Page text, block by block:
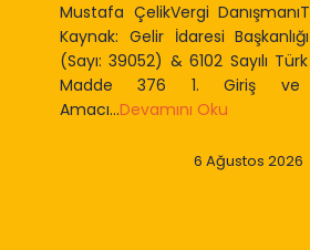
Mustafa ÇelikVergi
Kaynak: Gelir İdaresi
(Sayı: 39052) & 6102 Sayılı
Madde 376 1. Giriş ve
Amacı...Devamını Oku
6 Ağustos 2026